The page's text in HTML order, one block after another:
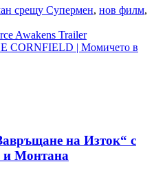
срещу Супермен, нов филм,
Awakens Trailer
CORNFIELD | Момичето в
на Изток“ с
и Монтана